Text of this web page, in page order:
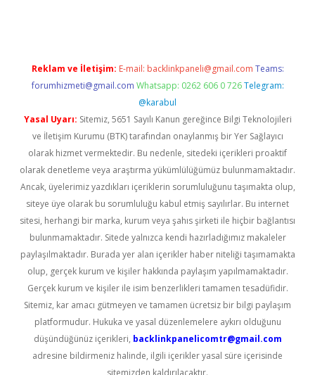
Reklam ve İletişim: E-mail: backlinkpaneli@gmail.com Teams:
forumhizmeti@gmail.com Whatsapp: 0262 606 0 726 Telegram:
@karabul
Yasal Uyarı: Sitemiz, 5651 Sayılı Kanun gereğince Bilgi Teknolojileri
ve İletişim Kurumu (BTK) tarafından onaylanmış bir Yer Sağlayıcı
olarak hizmet vermektedir. Bu nedenle, sitedeki içerikleri proaktif
olarak denetleme veya araştırma yükümlülüğümüz bulunmamaktadır.
Ancak, üyelerimiz yazdıkları içeriklerin sorumluluğunu taşımakta olup,
siteye üye olarak bu sorumluluğu kabul etmiş sayılırlar. Bu internet
sitesi, herhangi bir marka, kurum veya şahıs şirketi ile hiçbir bağlantısı
bulunmamaktadır. Sitede yalnızca kendi hazırladığımız makaleler
paylaşılmaktadır. Burada yer alan içerikler haber niteliği taşımamakta
olup, gerçek kurum ve kişiler hakkında paylaşım yapılmamaktadır.
Gerçek kurum ve kişiler ile isim benzerlikleri tamamen tesadüfidir.
Sitemiz, kar amacı gütmeyen ve tamamen ücretsiz bir bilgi paylaşım
platformudur. Hukuka ve yasal düzenlemelere aykırı olduğunu
düşündüğünüz içerikleri, backlinkpanelicomtr@gmail.com
adresine bildirmeniz halinde, ilgili içerikler yasal süre içerisinde
sitemizden kaldırılacaktır.